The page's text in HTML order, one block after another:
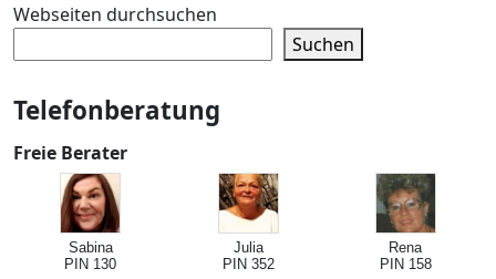
Webseiten durchsuchen
Suchen
Telefonberatung
Freie Berater
Sabina
PIN 130
Julia
PIN 352
Rena
PIN 158